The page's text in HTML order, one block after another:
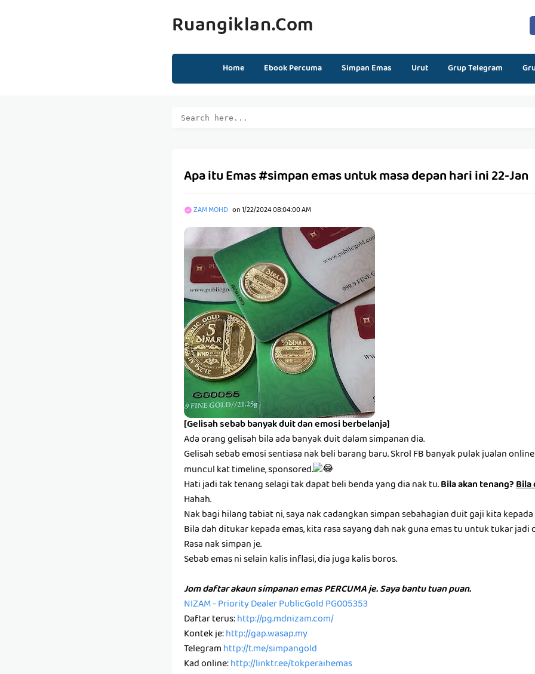
Ruangiklan.com
Home Ebook Percuma Simpan Emas Urut Grup Telegram
Apa itu Emas #simpan emas untuk masa depan hari ini 22-Jan
ZAM MOHD on1/22/2024 08:04:00 AM
[Gelisah sebab banyak duit dan emosi berbelanja]
Ada orang gelisah bila ada banyak duit dalam simpanan dia.
Gelisah sebab emosi sentiasa nak beli barang baru. Skrol FB banyak pulak jualan
muncul kat timeline, sponsored.
Hati jadi tak tenang selagi tak dapat beli benda yang dia nak tu.Bila akan tenang?Bila
Hahah.
Nak bagi hilang tabiat ni, saya nak cadangkan simpan sebahagian duit gaji kita kepada
Bila dah ditukar kepada emas, kita rasa sayang dah nak guna emas tu untuk tukar jadi
Rasa nak simpan je.
Sebab emas ni selain kalis inflasi, dia juga kalis boros.
Jom daftar akaun simpanan emas PERCUMA je. Saya bantu tuan puan.
NIZAM - Priority Dealer PublicGold PG005353
Daftar terus:http://pg.mdnizam.com/
Kontek je:http://gap.wasap.my
Telegramhttp://t.me/simpangold
Kad online:http://linktr.ee/tokperaihemas